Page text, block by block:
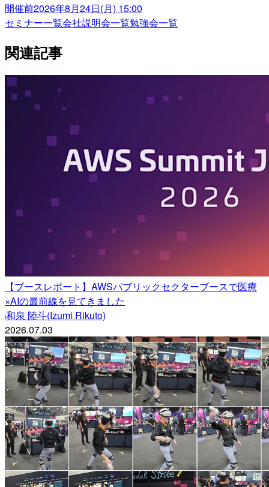
開催前2026年8月24日(月) 15:00
セミナー一覧会社説明会一覧勉強会一覧
関連記事
【ブースレポート】AWSパブリックセクターブースで医療
×AIの最前線を見てきました
i和泉 陸斗(Izumi Rikuto)
2026.07.03